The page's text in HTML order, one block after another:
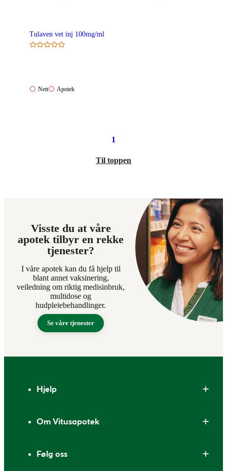
Tulaven vet inj 100mg/ml
Nett:
Nett
Apotek:
Apotek
1
Til toppen
Visste du at våre
apotek tilbyr en rekke
tjenester?
I våre apotek kan du få hjelp til
blant annet vaksinering,
veiledning om riktig medisinbruk,
multidose og
hudpleiebehandlinger.
Se våre tjenester
Hjelp
Om Vitusapotek
Følg oss